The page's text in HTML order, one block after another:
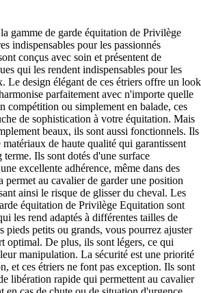
gamme de garde équitation de Privilège
indispensables pour les passionnés
conçus avec soin et présentent de
qui les rendent indispensables pour les
Le design élégant de ces étriers offre un look
parfaitement avec n'importe quelle
compétition ou simplement en balade, ces
de sophistication à votre équitation. Mais
beaux, ils sont aussi fonctionnels. Ils
de haute qualité qui garantissent
Ils sont dotés d'une surface
excellente adhérence, même dans des
permet au cavalier de garder une position
ainsi le risque de glisser du cheval. Les
équitation de Privilège Equitation sont
les rend adaptés à différentes tailles de
pieds petits ou grands, vous pourrez ajuster
optimal. De plus, ils sont légers, ce qui
manipulation. La sécurité est une priorité
et ces étriers ne font pas exception. Ils sont
libération rapide qui permettent au cavalier